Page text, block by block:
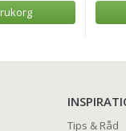
Tips & Råd